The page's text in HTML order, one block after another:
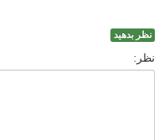
نظر بدهید
نظر: